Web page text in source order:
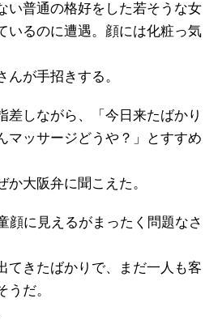
い普通の格好をした若そうな女
いるのに遭遇。顔には化粧っ気
んが手招きする。
差しながら、「今日来たばかり
マッサージどうや？」とすすめ
大阪弁に聞こえた。
顔に見えるがまったく問題なさ
てきたばかりで、まだ一人も客
うだ。